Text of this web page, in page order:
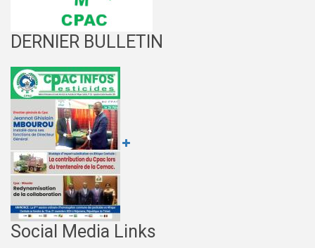
DERNIER BULLETIN
Social Media Links